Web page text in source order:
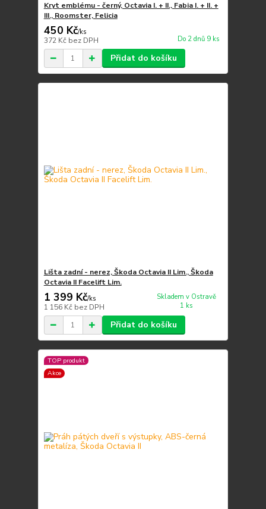
Kryt emblému - černý, Octavia I. + II., Fabia I. + II. +
III., Roomster, Felicia
450 Kč/ks
372 Kč bez DPH Do 2 dnů 9 ks
Přidat do košíku
Lišta zadní - nerez, Škoda Octavia II Lim., Škoda
Octavia II Facelift Lim.
1 399 Kč/ks
1 156 Kč bez DPH
Skladem v Ostravě
1 ks
Přidat do košíku
TOP produkt
Akce